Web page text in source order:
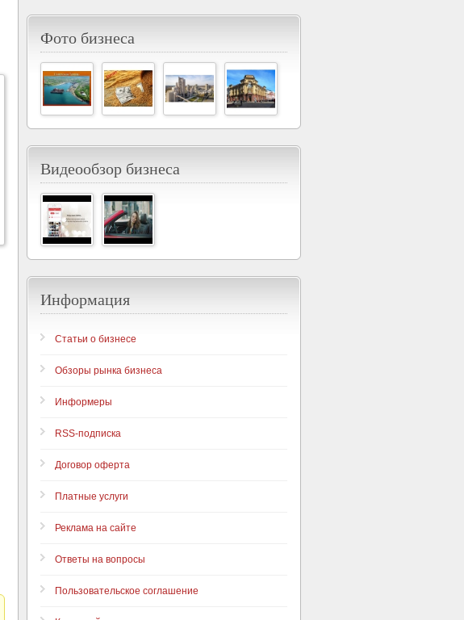
Фото бизнеса
Видеообзор бизнеса
Информация
Статьи о бизнесе
Обзоры рынка бизнеса
Информеры
RSS-подписка
Договор оферта
Платные услуги
Реклама на сайте
Ответы на вопросы
Пользовательское соглашение